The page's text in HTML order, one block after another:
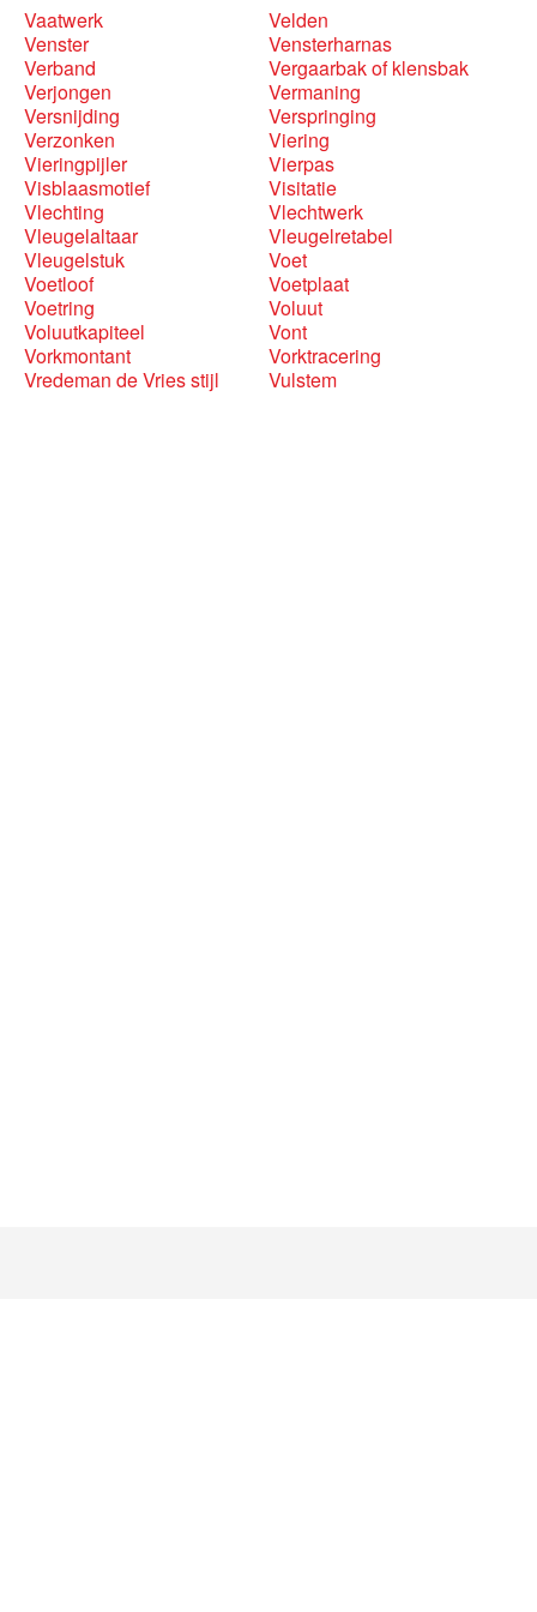
Vaatwerk
Velden
Venster
Vensterharnas
Verband
Vergaarbak of klensbak
Verjongen
Vermaning
Versnijding
Verspringing
Verzonken
Viering
Vieringpijler
Vierpas
Visblaasmotief
Visitatie
Vlechting
Vlechtwerk
Vleugelaltaar
Vleugelretabel
Vleugelstuk
Voet
Voetloof
Voetplaat
Voetring
Voluut
Voluutkapiteel
Vont
Vorkmontant
Vorktracering
Vredeman de Vries stijl
Vulstem